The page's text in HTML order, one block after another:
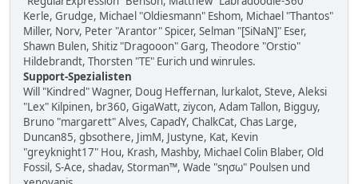
Kerle, Grudge, Michael "Oldiesmann" Eshom, Michael "Thantos"
Miller, Norv, Peter "Arantor" Spicer, Selman "[SiNaN]" Eser,
Shawn Bulen, Shitiz "Dragooon" Garg, Theodore "Orstio"
Hildebrandt, Thorsten "TE" Eurich und winrules.
Support-Spezialisten
Will "Kindred" Wagner, Doug Heffernan, lurkalot, Steve, Aleksi
"Lex" Kilpinen, br360, GigaWatt, ziycon, Adam Tallon, Bigguy,
Bruno "margarett" Alves, CapadY, ChalkCat, Chas Large,
Duncan85, gbsothere, JimM, Justyne, Kat, Kevin
"greyknight17" Hou, Krash, Mashby, Michael Colin Blaber, Old
Fossil, S-Ace, shadav, Storman™, Wade "sησω" Poulsen und